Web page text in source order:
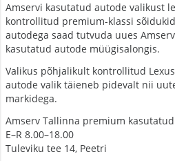
Amservi kasutatud autode valikust
kontrollitud premium-klassi
autodega saad tutvuda uues
kasutatud autode müügisalongis.
Valikus põhjalikult kontrollitud
autode valik täieneb pidevalt nii
markidega.
Amserv Tallinna premium
E–R 8.00–18.00
Tuleviku tee 14, Peetri